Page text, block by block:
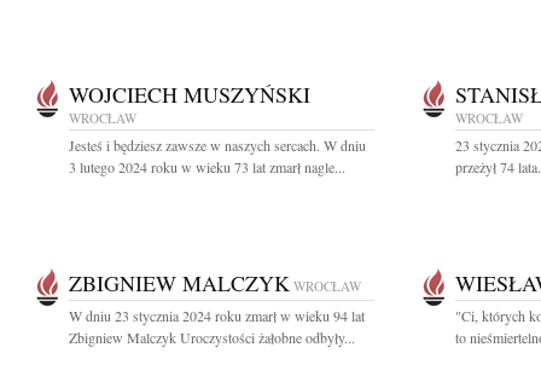
WOJCIECH MUSZYŃSKI
WROCŁAW
Jesteś i będziesz zawsze w naszych sercach. W dniu
3 lutego 2024 roku w wieku 73 lat zmarł nagle...
WROCŁAW
23 stycznia
przeżył 74
ZBIGNIEW MALCZYK WROCŁAW
W dniu 23 stycznia 2024 roku zmarł w wieku 94 lat
Zbigniew Malczyk Uroczystości żałobne odbyły...
"Ci, których
to